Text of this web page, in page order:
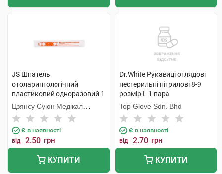
JS Шпатель
отоларингологічний
пластиковий одноразовий 1
шт
Цзянсу Суюн Медікал
Метіріалс
Є в наявності
від 2.50 грн
КУПИТИ
Dr.White Рукавиці оглядові
нестерильні нітрилові 8-9
розмір L 1 пара
Top Glove Sdn. Bhd
Є в наявності
від 2.70 грн
КУПИТИ